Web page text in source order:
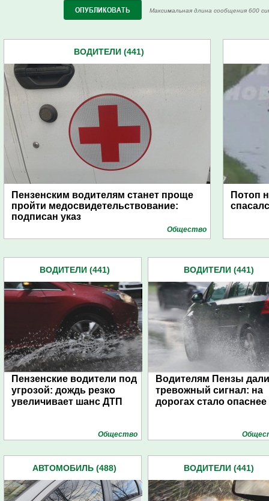
Максимальная длина сообщения 600
ВОДИТЕЛИ (441)
Пензенским водителям станет проще
пройти медосвидетельствование:
подписан указ
Общество
Потоп
ВОДИТЕЛИ (441)
Пензенские водители под
угрозой: дождь резко
увеличивает шанс ДТП
Общество
ВОДИТЕЛИ (441)
Водителям Пензы дали
тревожный сигнал: на
дорогах стало опаснее
АВТОМОБИЛЬ (488) ВОДИТЕЛИ (441)